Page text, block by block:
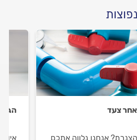
צעד
אנחנו נלווה אתכם
אין